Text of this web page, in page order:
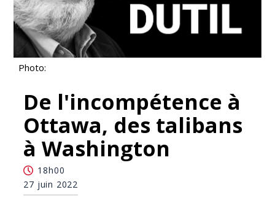
Photo:
De l'incompétence à
Ottawa, des talibans
à Washington
18h00
27 juin 2022